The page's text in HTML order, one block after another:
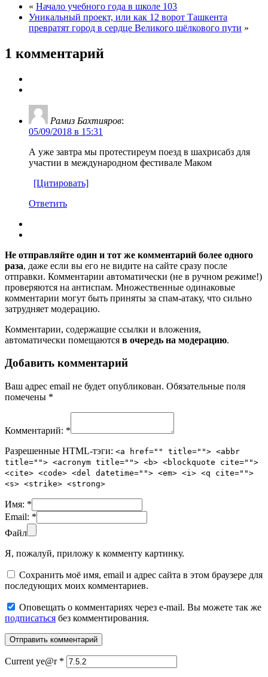
« Начало учебного года в школе 103
Уникальный проект, или как 12 ворот Ташкента
превратят город в сердце Великого шёлкового пути »
1 комментарий
Рамиз Бахтияров:
05/09/2018 в 15:31
А уже завтра мы протестиреум поезд в шахрисабз для
участии в международном фестивале Маком
[Цитировать]
Ответить
Не отправляйте один и тот же комментарий более одного
раза, даже если вы его не видите на сайте сразу после
отправки. Комментарии автоматически (не в ручном режиме!)
проверяются на антиспам. Множественные одинаковые
комментарии могут быть приняты за спам-атаку, что сильно
затрудняет модерацию.
Комментарии, содержащие ссылки и вложения,
автоматически помещаются в очередь на модерацию.
Добавить комментарий
Ваш адрес email не будет опубликован. Обязательные поля
помечены *
Комментарий: *
Разрешенные HTML-тэги: <a href="" title=""> <abbr
title=""> <acronym title=""> <b> <blockquote cite="">
<cite> <code> <del datetime=""> <em> <i> <q cite="">
<s> <strike> <strong>
Имя: *
Email: *
Файл
Я, пожалуй, приложу к комменту картинку.
Сохранить моё имя, email и адрес сайта в этом браузере для
последующих моих комментариев.
Оповещать о комментариях через e-mail. Вы можете так же
подписаться без комментирования.
Current ye@r *